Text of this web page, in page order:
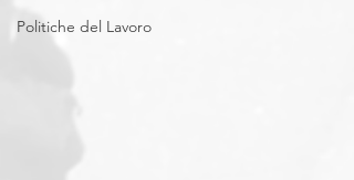
Politiche del Lavoro